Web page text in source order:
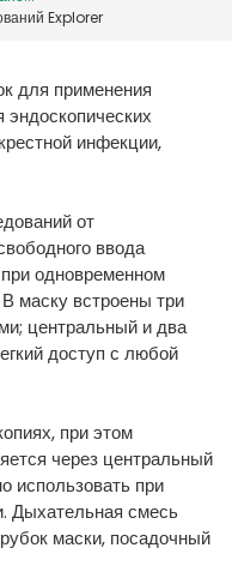
Sweden
Explorer
для применения
эндоскопических
инфекции,
от
ввода
одновременном
маску встроены три
центральный и два
доступ с любой
при этом
через центральный
использовать при
Дыхательная смесь
маски, посадочный